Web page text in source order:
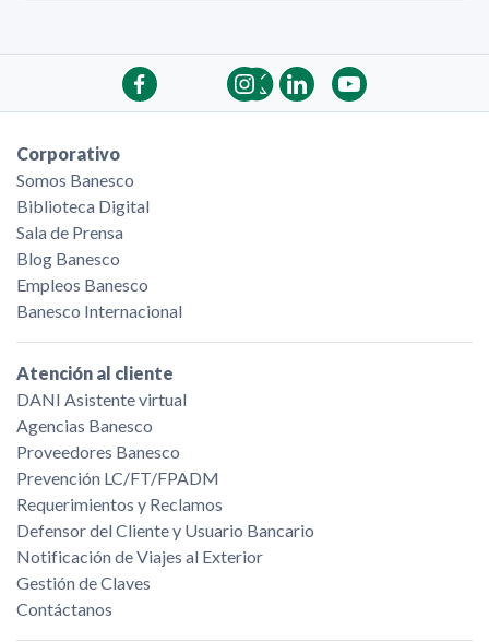
Corporativo
Somos Banesco
Biblioteca Digital
Sala de Prensa
Blog Banesco
Empleos Banesco
Banesco Internacional
Atención al cliente
DANI Asistente virtual
Agencias Banesco
Proveedores Banesco
Prevención LC/FT/FPADM
Requerimientos y Reclamos
Defensor del Cliente y Usuario Bancario
Notificación de Viajes al Exterior
Gestión de Claves
Contáctanos